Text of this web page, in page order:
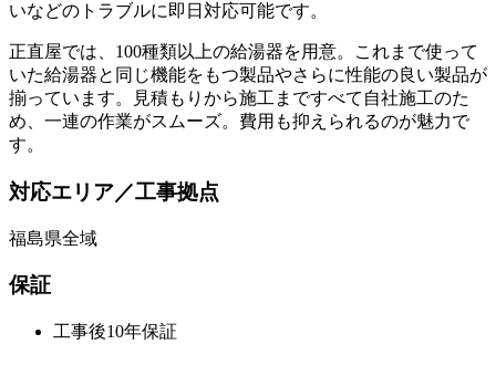
いなどのトラブルに即日対応可能です。
正直屋では、100種類以上の給湯器を用意。これまで使って
いた給湯器と同じ機能をもつ製品やさらに性能の良い製品が
揃っています。見積もりから施工まですべて自社施工のた
め、一連の作業がスムーズ。費用も抑えられるのが魅力で
す。
対応エリア／工事拠点
福島県全域
保証
工事後10年保証